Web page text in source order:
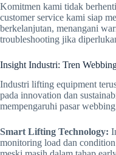
Komitmen kami tidak
customer service kami siap
berkelanjutan, menangani
troubleshooting jika
Insight Industri: Tren
Industri lifting equipment
pada innovation dan
mempengaruhi pasar
Smart Lifting Technology:
monitoring load dan